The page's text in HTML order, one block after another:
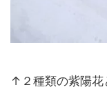
↑２種類の紫陽花